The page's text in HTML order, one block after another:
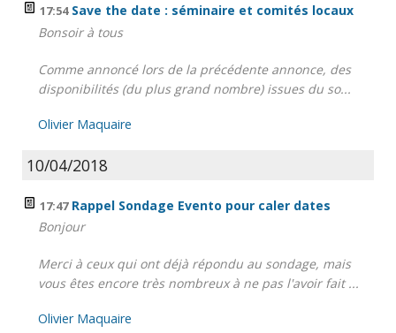
17:54 Save the date : séminaire et comités locaux
Bonsoir à tous
Comme annoncé lors de la précédente annonce, des
disponibilités (du plus grand nombre) issues du so...
Olivier Maquaire
10/04/2018
17:47 Rappel Sondage Evento pour caler dates
Bonjour
Merci à ceux qui ont déjà répondu au sondage, mais
vous êtes encore très nombreux à ne pas l'avoir fait ...
Olivier Maquaire